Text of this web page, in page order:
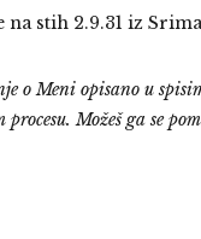
stih 2.9.31 iz
o Meni opisano u
procesu. Možeš ga se